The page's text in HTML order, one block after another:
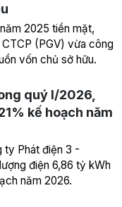
2025 tiền mặt,
(PGV) vừa công
vốn chủ sở hữu.
quý I/2026,
kế hoạch năm
ty Phát điện 3 -
điện 6,86 tỷ kWh
năm 2026.